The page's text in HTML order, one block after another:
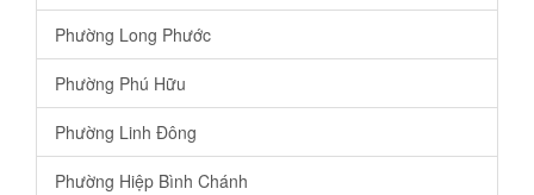
Phường Long Phước
Phường Phú Hữu
Phường Linh Đông
Phường Hiệp Bình Chánh